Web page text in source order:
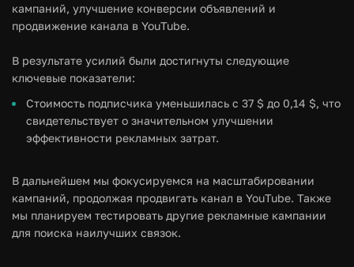
кампаний, улучшение конверсии объявлений и
продвижение канала в YouTube.
В результате усилий были достигнуты следующие
ключевые показатели:
Стоимость подписчика уменьшилась с 37 $ до 0,14 $, что
свидетельствует о значительном улучшении
эффективности рекламных затрат.
В дальнейшем мы фокусируемся на масштабировании
кампаний, продолжая продвигать канал в YouTube. Также
мы планируем тестировать другие рекламные кампании
для поиска наилучших связок.